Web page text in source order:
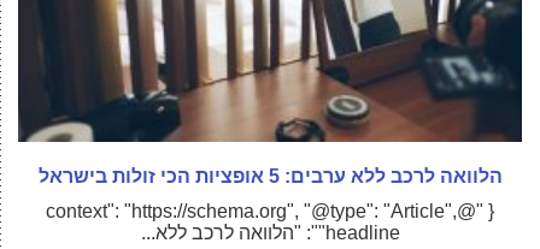
הלוואה לרכב ללא ערבים: 5 אופציות הכי זולות בישראל
{ "@context": "https://schema.org", "@type": "Article",
"headline": "הלוואה לרכב ללא...